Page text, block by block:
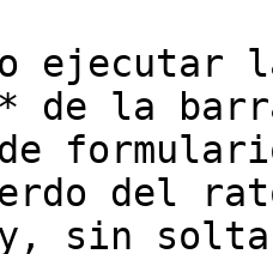
ejecutar
de la
del
sin